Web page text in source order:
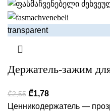
transparent
Держатель-зажим
₾2,55 ₾1,78
Ценникодержатель —